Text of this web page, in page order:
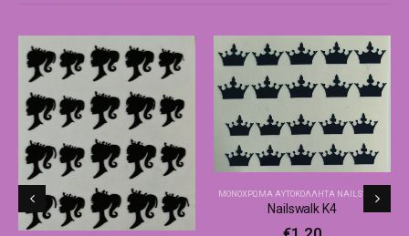
ΜΟΝΌΧΡΩΜΑ ΑΥΤΟΚΌΛΛΗΤΑ NAILSWALK
Nailswalk Κ4